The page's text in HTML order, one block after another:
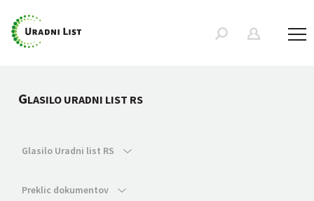
GLASILO URADNI LIST RS
Glasilo Uradni list RS
Preklic dokumentov